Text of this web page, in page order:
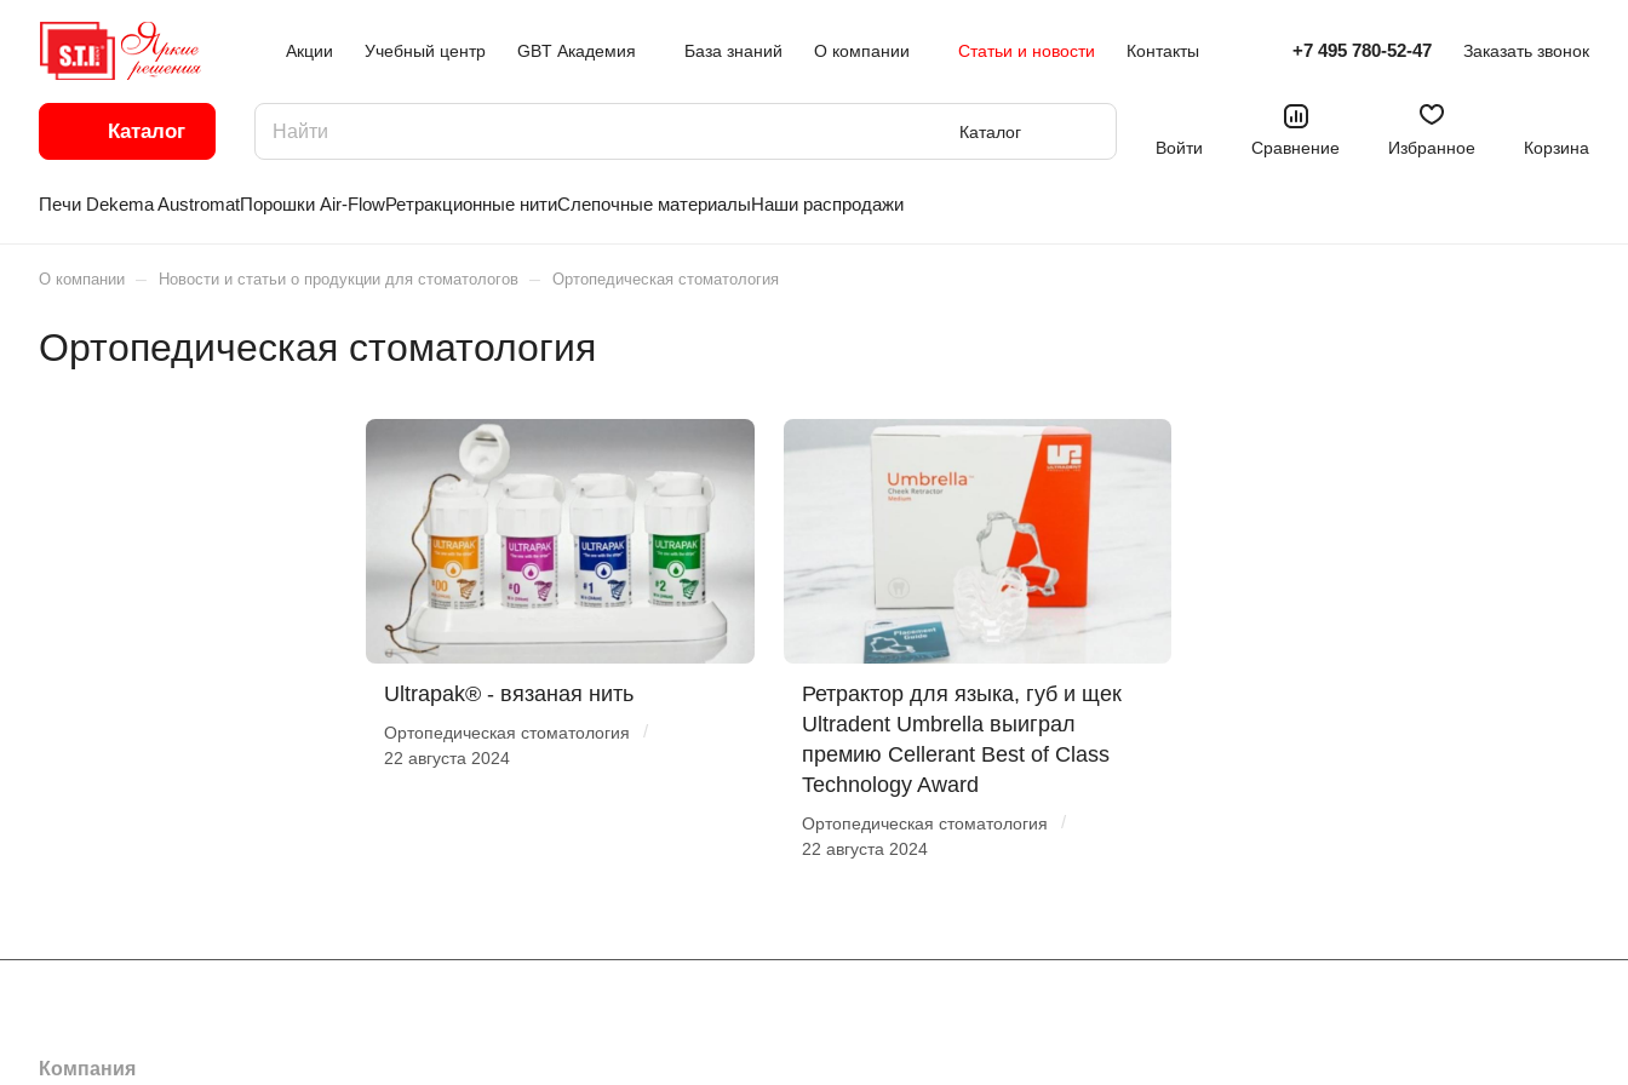
Акции Учебный центр GBT Академия База знаний О компании Статьи и новости Контакты +7 495 780-52-47 Заказать звонок
Каталог
Каталог
Войти
Сравнение Избранное Корзина
Печи Dekema AustromatПорошки Air-FlowРетракционные нитиСлепочные материалыНаши распродажи
О компании – Новости и статьи о продукции для стоматологов – Ортопедическая стоматология
Ортопедическая стоматология
Ultrapak® - вязаная нить
Ортопедическая стоматология /
22 августа 2024
Ретрактор для языка, губ и щек
Ultradent Umbrella выиграл
премию Cellerant Best of Class
Technology Award
Ортопедическая стоматология /
22 августа 2024
Компания